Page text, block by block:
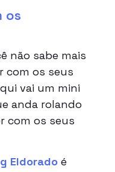
os
não sabe mais
com os seus
vai um mini
anda rolando
com os seus
Eldorado é